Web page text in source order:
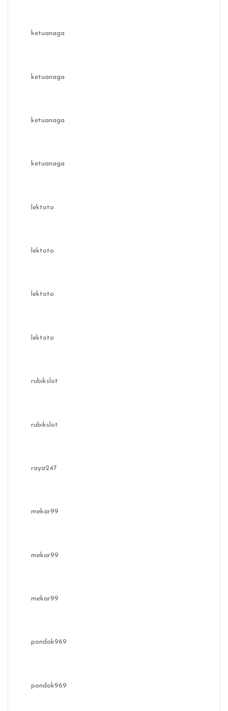
ketuanaga
ketuanaga
ketuanaga
ketuanaga
lektoto
lektoto
lektoto
lektoto
rubikslot
rubikslot
raya247
mekar99
mekar99
mekar99
pondok969
pondok969